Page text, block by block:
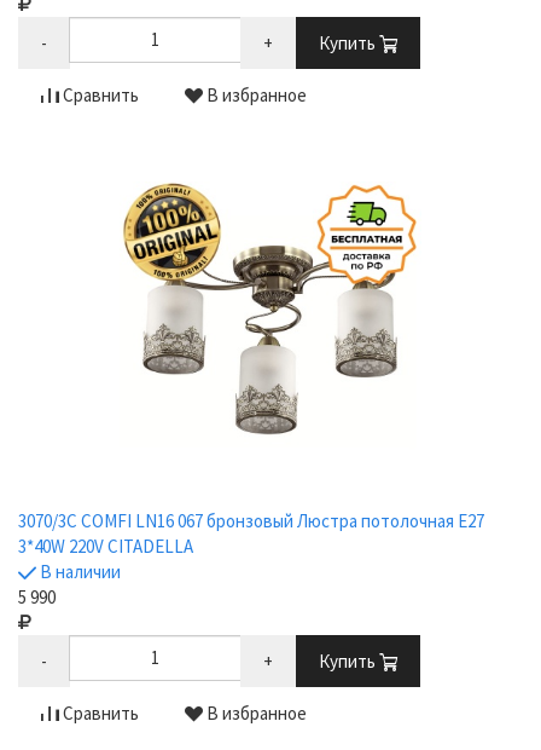
- + Купить
Сравнить В избранное
3070/3C COMFI LN16 067 бронзовый Люстра потолочная E27
3*40W 220V CITADELLA
В наличии
5 990
- + Купить
Сравнить В избранное